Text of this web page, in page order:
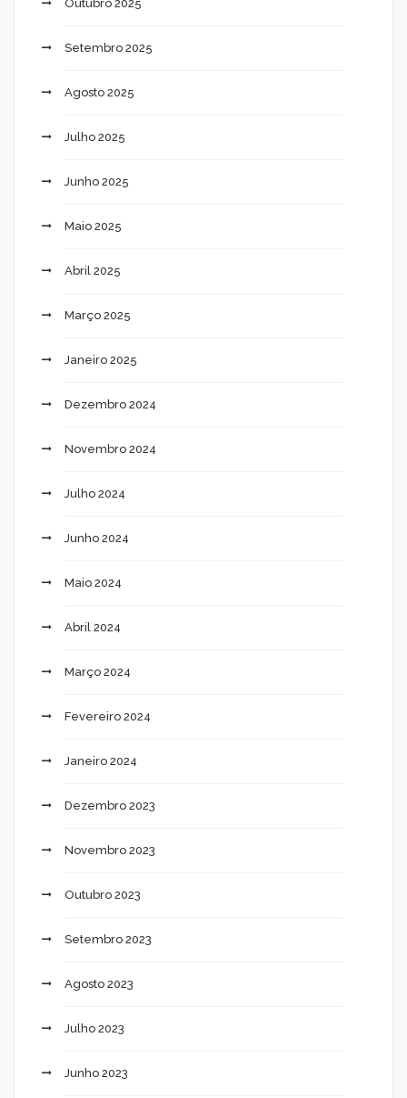
Outubro 2025
Setembro 2025
Agosto 2025
Julho 2025
Junho 2025
Maio 2025
Abril 2025
Março 2025
Janeiro 2025
Dezembro 2024
Novembro 2024
Julho 2024
Junho 2024
Maio 2024
Abril 2024
Março 2024
Fevereiro 2024
Janeiro 2024
Dezembro 2023
Novembro 2023
Outubro 2023
Setembro 2023
Agosto 2023
Julho 2023
Junho 2023